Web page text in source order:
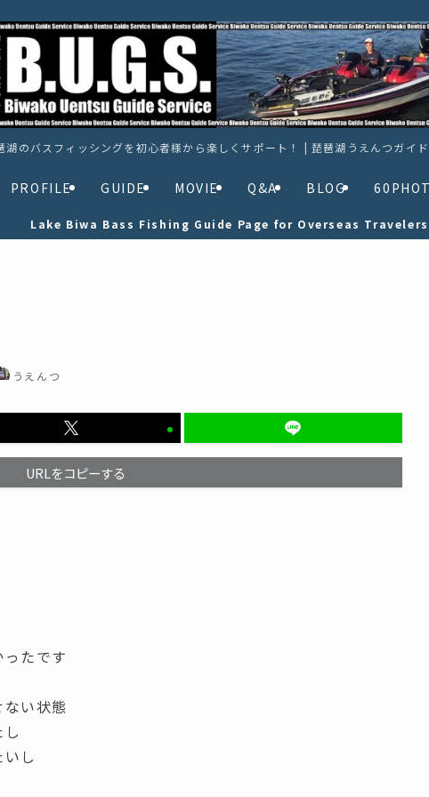
湖のバスフィッシングを初心者様から楽しくサポート！ | 琵琶湖うえんつガイ
PROFILE GUIDE MOVIE Q&A BLOG
Lake Biwa Bass Fishing Guide Page for Overseas Travelers
うえんつ
URLをコピーする
たです
い状態
し